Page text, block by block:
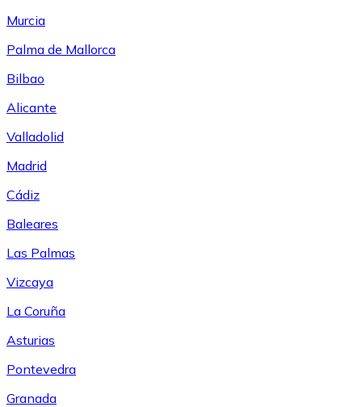
Murcia
Palma de Mallorca
Bilbao
Alicante
Valladolid
Madrid
Cádiz
Baleares
Las Palmas
Vizcaya
La Coruña
Asturias
Pontevedra
Granada